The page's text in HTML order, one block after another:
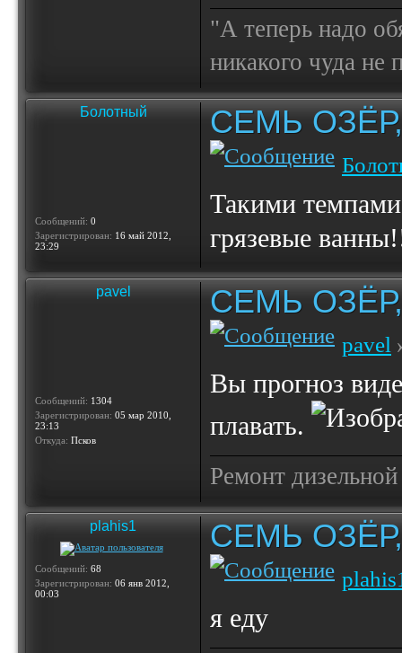
"А теперь надо
никакого чуда
Болотный
Сообщений: 0
Зарегистрирован: 16 май 2012,
23:29
СЕМЬ
Такими темпами
грязевые
pavel
Сообщений: 1304
Зарегистрирован: 05 мар 2010,
23:13
Откуда: Псков
СЕМЬ
pavel
Вы прогноз
плавать.
Ремонт
plahis1
Сообщений: 68
Зарегистрирован: 06 янв 2012,
00:03
СЕМЬ
я еду